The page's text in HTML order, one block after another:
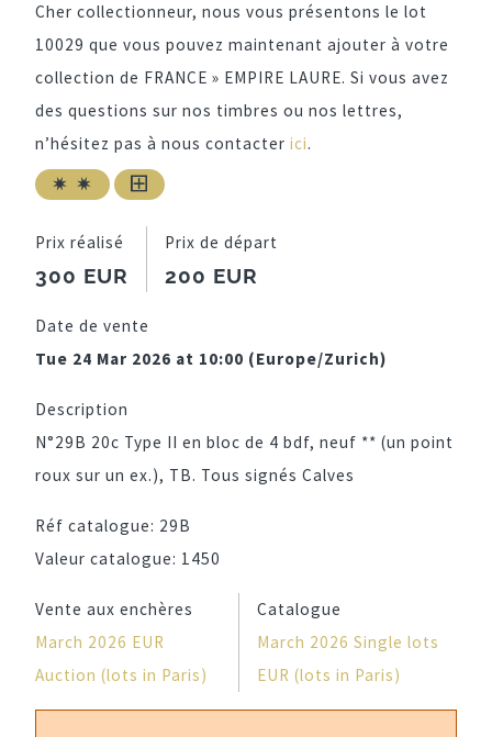
Cher collectionneur, nous vous présentons le lot
10029 que vous pouvez maintenant ajouter à votre
collection de FRANCE » EMPIRE LAURE. Si vous avez
des questions sur nos timbres ou nos lettres,
n’hésitez pas à nous contacter ici.
Prix réalisé
300 EUR
Prix de départ
200 EUR
Date de vente
Tue 24 Mar 2026 at 10:00 (Europe/Zurich)
Description
N°29B 20c Type II en bloc de 4 bdf, neuf ** (un point
roux sur un ex.), TB. Tous signés Calves
Réf catalogue: 29B
Valeur catalogue: 1450
Vente aux enchères
March 2026 EUR
Auction (lots in Paris)
Catalogue
March 2026 Single lots
EUR (lots in Paris)